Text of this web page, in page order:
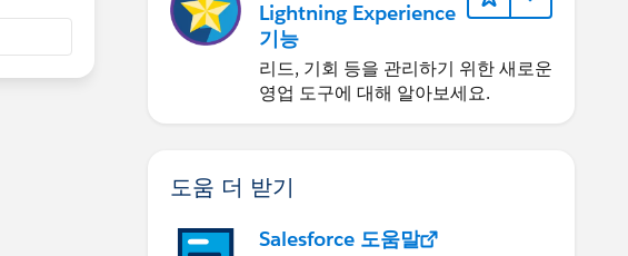
Lightning Experience
기능
리드, 기회 등을 관리하기 위한 새로운
영업 도구에 대해 알아보세요.
도움 더 받기
Salesforce 도움말